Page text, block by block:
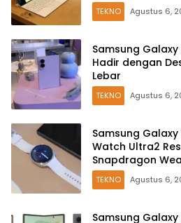
TEKNO Agustus 6,
Samsung Galaxy
Hadir dengan
Lebar
TEKNO Agustus 6,
Samsung
Watch Ultra2
Snapdragon
Kesehatan Baru
TEKNO Agustus 6,
Samsung